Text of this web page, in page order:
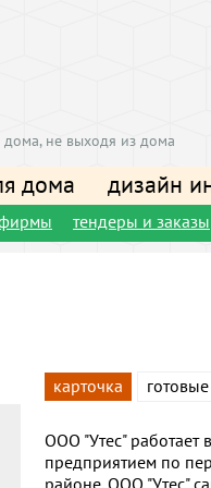
не выходя из дома
дома дизайн
фирмы тендеры и заказы
карточка
ООО "Утес" работает
предприятием по